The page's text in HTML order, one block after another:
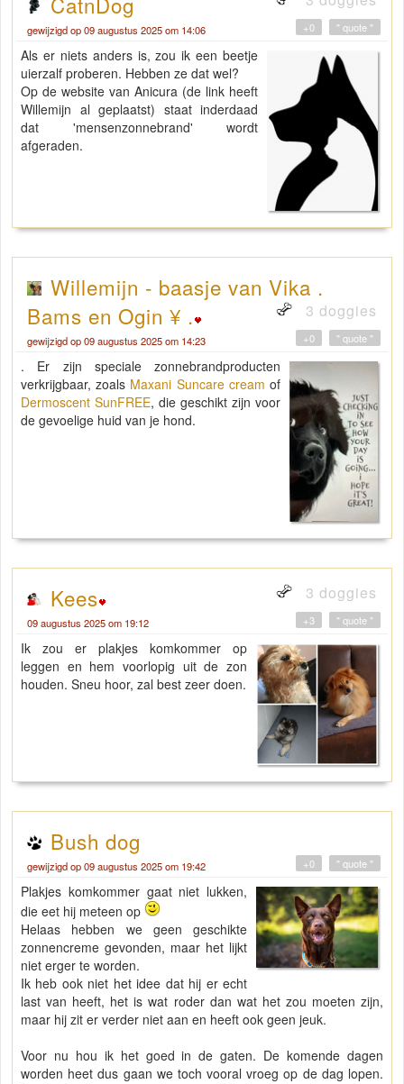
gewijzigd op 09 augustus 2025 om 14:06 " quote "
+0
Als er niets anders is, zou ik een beetje
uierzalf proberen. Hebben ze dat wel?
Op de website van Anicura (de link heeft
Willemijn al geplaatst) staat inderdaad
dat 'mensenzonnebrand' wordt
afgeraden.
Willemijn - baasje van Vika .
Bams en Ogin ¥ .
3 doggies
gewijzigd op 09 augustus 2025 om 14:23 " quote "
+0
. Er zijn speciale zonnebrandproducten
verkrijgbaar, zoals Maxani Suncare cream of
Dermoscent SunFREE, die geschikt zijn voor
de gevoelige huid van je hond.
Kees 3 doggies
09 augustus 2025 om 19:12 " quote "
+3
Ik zou er plakjes komkommer op
leggen en hem voorlopig uit de zon
houden. Sneu hoor, zal best zeer doen.
Bush dog
gewijzigd op 09 augustus 2025 om 19:42 " quote "
+0
Plakjes komkommer gaat niet lukken,
die eet hij meteen op
Helaas hebben we geen geschikte
zonnencreme gevonden, maar het lijkt
niet erger te worden.
Ik heb ook niet het idee dat hij er echt
last van heeft, het is wat roder dan wat het zou moeten zijn,
maar hij zit er verder niet aan en heeft ook geen jeuk.
Voor nu hou ik het goed in de gaten. De komende dagen
worden heet dus gaan we toch vooral vroeg op de dag lopen.